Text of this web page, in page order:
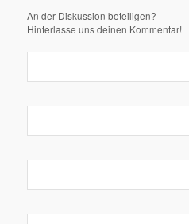
An der Diskussion beteiligen?
Hinterlasse uns deinen Kommentar!